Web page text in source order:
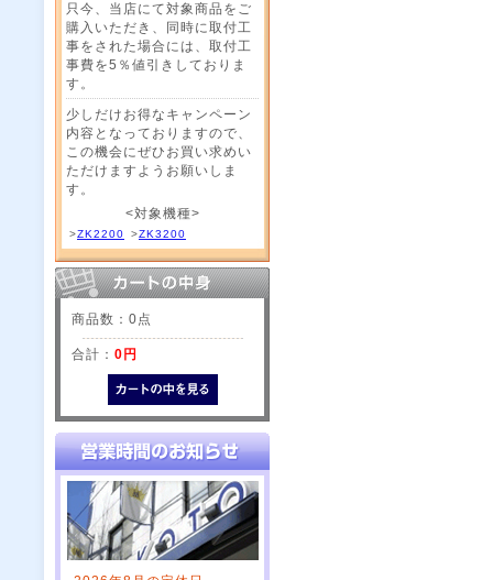
只今、当店にて対象商品をご
購入いただき、同時に取付工
事をされた場合には、取付工
事費を5％値引きしておりま
す。
少しだけお得なキャンペーン
内容となっておりますので、
この機会にぜひお買い求めい
ただけますようお願いしま
す。
<対象機種>
>ZK2200 >ZK3200
商品数：0点
合計： 0円